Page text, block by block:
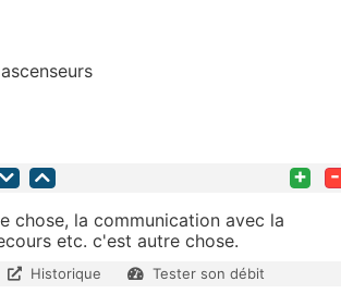
+ -
chose, la communication avec la
etc. c'est autre chose.
Historique Tester son débit